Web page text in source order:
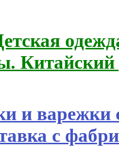
и варежки
с